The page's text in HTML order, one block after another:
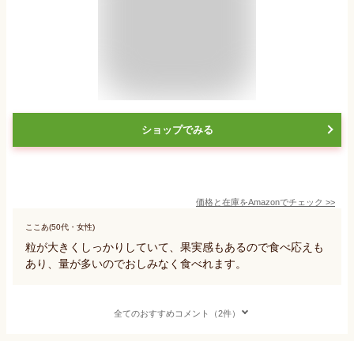
ショップでみる
価格と在庫をAmazonでチェック >>
ここあ(50代・女性)
粒が大きくしっかりしていて、果実感もあるので食べ応えも
あり、量が多いのでおしみなく食べれます。
全てのおすすめコメント（2件）